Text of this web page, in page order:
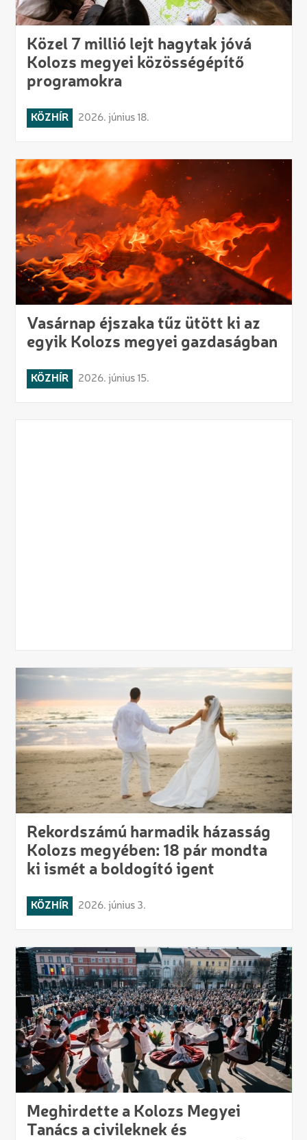
Közel 7 millió lejt hagytak jóvá
Kolozs megyei közösségépítő
programokra
KÖZHÍR 2026. június 18.
Vasárnap éjszaka tűz ütött ki az
egyik Kolozs megyei gazdaságban
KÖZHÍR 2026. június 15.
Rekordszámú harmadik házasság
Kolozs megyében: 18 pár mondta
ki ismét a boldogító igent
KÖZHÍR 2026. június 3.
Meghirdette a Kolozs Megyei
Tanács a civileknek és